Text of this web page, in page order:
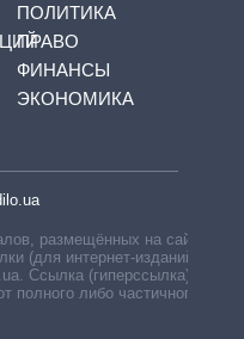
ПОЛИТИКА
ПРАВО
ФИНАНСЫ
ЭКОНОМИКА
размещённых на сайте,
(для интернет-изданий —
Ссылка (гиперссылка)
полного либо частичного